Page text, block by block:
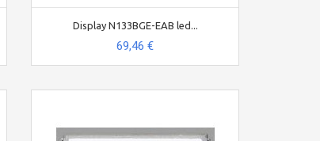
Display N133BGE-EAB led...
69,46 €